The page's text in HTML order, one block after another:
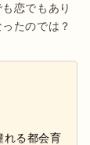
恋でもあり
たのでは？
れる都会育